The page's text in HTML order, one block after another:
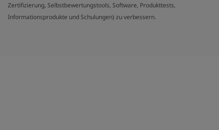
Zertifizierung, Selbstbewertungstools, Software, Produkttests,
Informationsprodukte und Schulungen) zu verbessern.